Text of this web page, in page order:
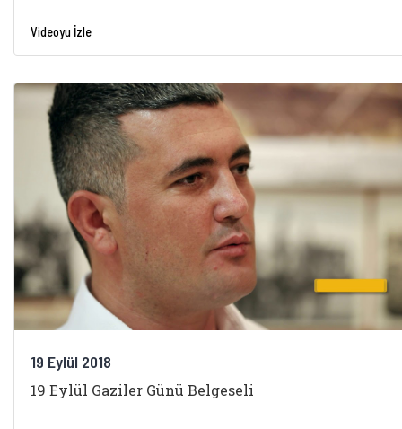
Videoyu İzle
19 Eylül 2018
19 Eylül Gaziler Günü Belgeseli